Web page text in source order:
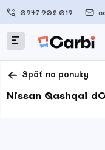
0947 902 019
Späť na ponuky
Nissan Qashqai